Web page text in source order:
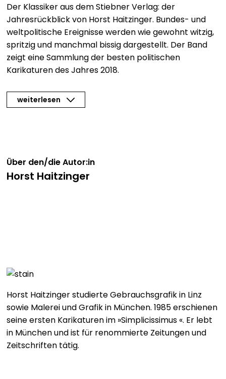
Der Klassiker aus dem Stiebner Verlag: der
Jahresrückblick von Horst Haitzinger. Bundes- und
weltpolitische Ereignisse werden wie gewohnt witzig,
spritzig und manchmal bissig dargestellt. Der Band
zeigt eine Sammlung der besten politischen
Karikaturen des Jahres 2018.
weiterlesen
Über den/die Autor:in
Horst Haitzinger
Horst Haitzinger studierte Gebrauchsgrafik in Linz
sowie Malerei und Grafik in München. 1985 erschienen
seine ersten Karikaturen im »Simplicissimus «. Er lebt
in München und ist für renommierte Zeitungen und
Zeitschriften tätig.